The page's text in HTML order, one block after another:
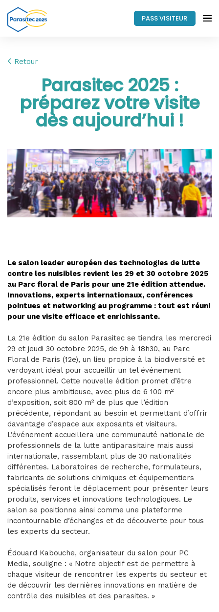
PASS VISITEUR
Retour
Parasitec 2025 :
préparez votre visite
dès aujourd’hui !
Le salon leader européen des technologies de lutte
contre les nuisibles revient les 29 et 30 octobre 2025
au Parc floral de Paris pour une 21e édition attendue.
Innovations, experts internationaux, conférences
pointues et networking au programme : tout est réuni
pour une visite efficace et enrichissante.
La 21e édition du salon Parasitec se tiendra les mercredi
29 et jeudi 30 octobre 2025, de 9h à 18h30, au Parc
Floral de Paris (12e), un lieu propice à la biodiversité et
verdoyant idéal pour accueillir un tel événement
professionnel. Cette nouvelle édition promet d’être
encore plus ambitieuse, avec plus de 6 100 m²
d’exposition, soit 800 m² de plus que l’édition
précédente, répondant au besoin et permettant d’offrir
davantage d’espace aux exposants et visiteurs.
L’événement accueillera une communauté nationale de
professionnels de la lutte antiparasitaire mais aussi
internationale, rassemblant plus de 30 nationalités
différentes. Laboratoires de recherche, formulateurs,
fabricants de solutions chimiques et équipementiers
spécialisés feront le déplacement pour présenter leurs
produits, services et innovations technologiques. Le
salon se positionne ainsi comme une plateforme
incontournable d’échanges et de découverte pour tous
les experts du secteur.
Édouard Kabouche, organisateur du salon pour PC
Media, souligne : « Notre objectif est de permettre à
chaque visiteur de rencontrer les experts du secteur et
de découvrir les dernières innovations en matière de
contrôle des nuisibles et des parasites. »